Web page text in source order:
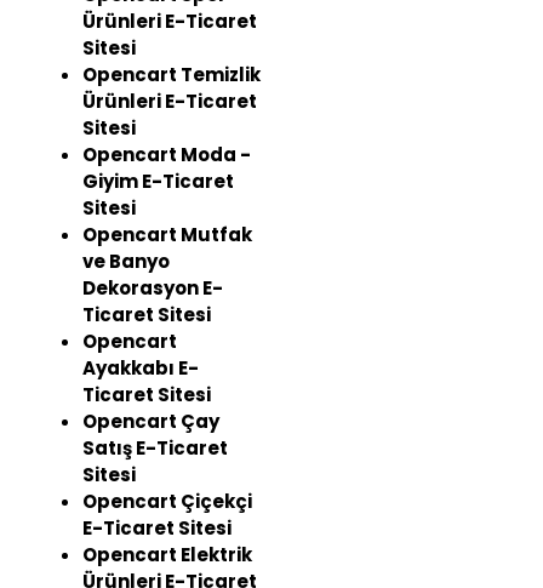
Ürünleri E-Ticaret
Sitesi
Opencart Temizlik
Ürünleri E-Ticaret
Sitesi
Opencart Moda -
Giyim E-Ticaret
Sitesi
Opencart Mutfak
ve Banyo
Dekorasyon E-
Ticaret Sitesi
Opencart
Ayakkabı E-
Ticaret Sitesi
Opencart Çay
Satış E-Ticaret
Sitesi
Opencart Çiçekçi
E-Ticaret Sitesi
Opencart Elektrik
Ürünleri E-Ticaret